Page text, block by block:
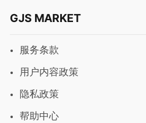
GJS MARKET
服务条款
用户内容政策
隐私政策
帮助中心